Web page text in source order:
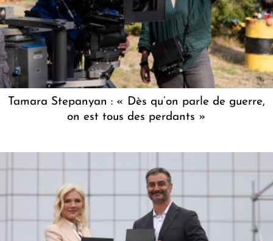
Tamara Stepanyan : « Dès qu’on parle de guerre,
on est tous des perdants »